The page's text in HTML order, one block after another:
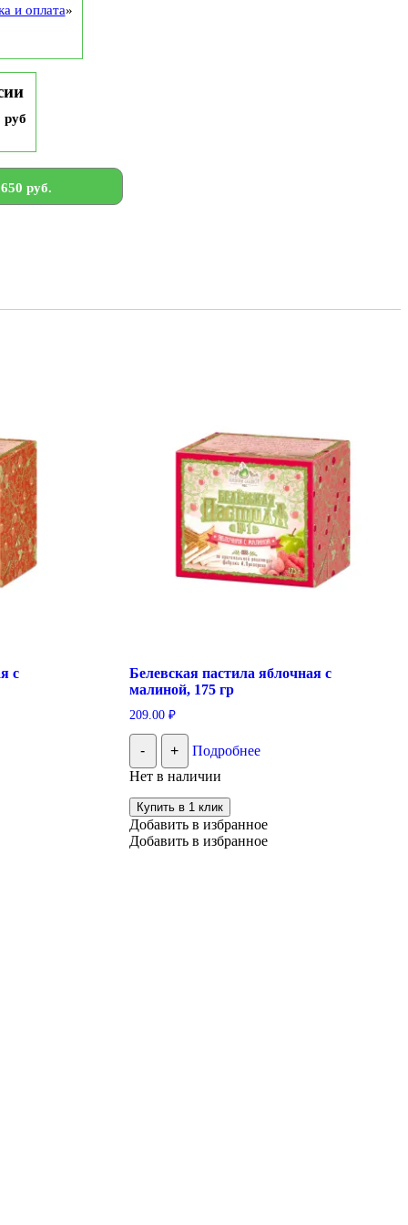
и оплата»
руб
руб.
с
Белевская пастила яблочная с
малиной, 175 гр
209.00 ₽
- +
Подробнее
Нет в наличии
Купить в 1 клик
Добавить в избранное
Добавить в избранное